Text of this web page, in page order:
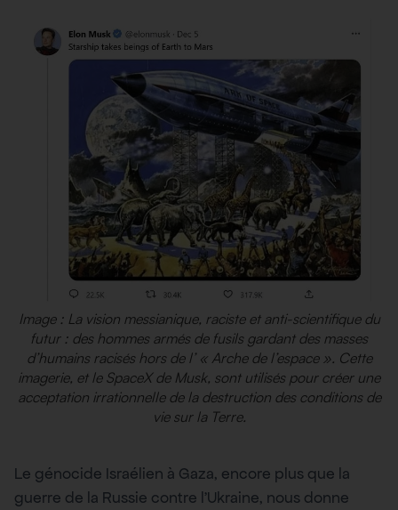
Image : La vision messianique, raciste et anti-scientifique du
futur : des hommes armés de fusils gardant des masses
d’humains racisés hors de l’ « Arche de l’espace ». Cette
imagerie, et le SpaceX de Musk, sont utilisés pour créer une
acceptation irrationnelle de la destruction des conditions de
vie sur la Terre.
Le génocide Israélien à Gaza, encore plus que la
guerre de la Russie contre l’Ukraine, nous donne